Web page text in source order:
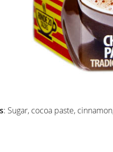
: Sugar, cocoa paste,